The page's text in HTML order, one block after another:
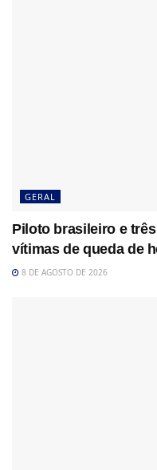
GERAL
Piloto brasileiro e
vítimas de queda de
8 DE AGOSTO DE 2026